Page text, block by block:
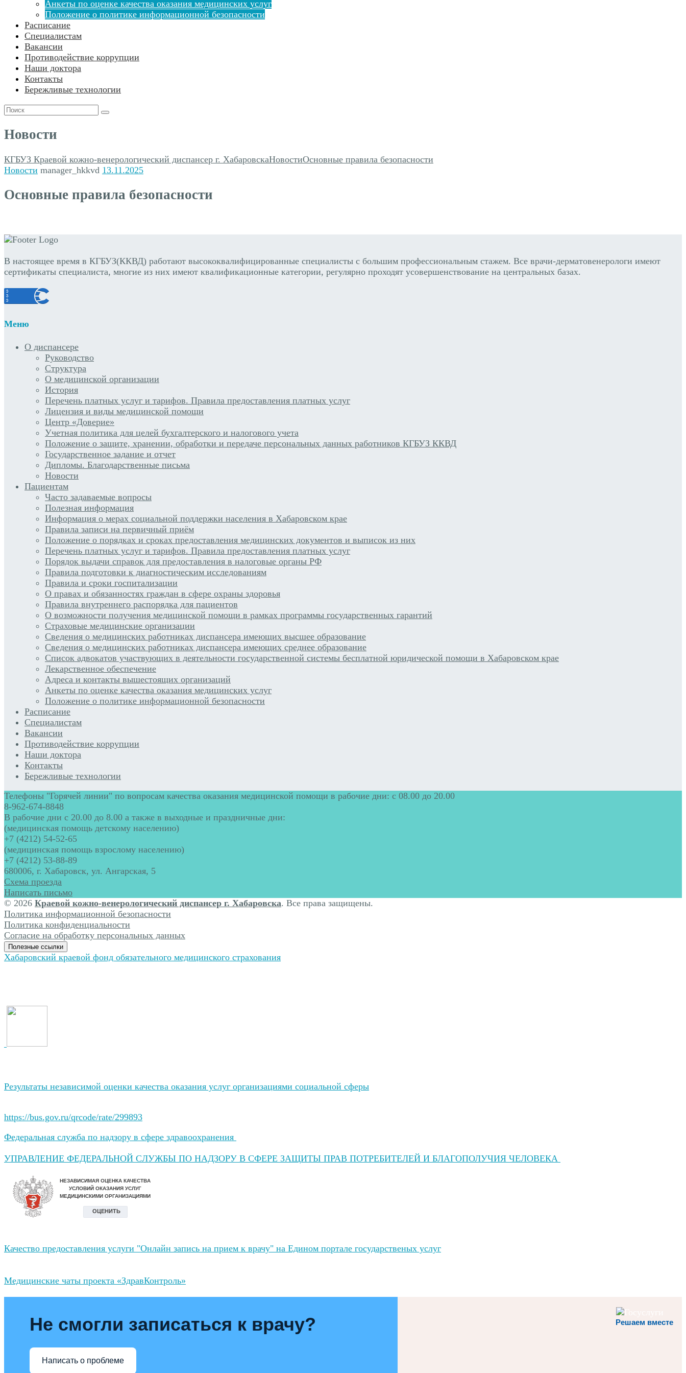
Анкеты по оценке качества оказания медицинских услуг
Положение о политике информационной безопасности
Расписание
Специалистам
Вакансии
Противодействие коррупции
Наши доктора
Контакты
Бережливые технологии
Поиск
Новости
КГБУЗ Краевой кожно-венерологический диспансер г. ХабаровскаНовостиОсновные правила безопасности
Новости manager_hkkvd 13.11.2025
Основные правила безопасности
В настоящее время в КГБУЗ(ККВД) работают высококвалифицированные специалисты с большим профессиональным стажем. Все врачи-дерматовенерологи имеют
сертификаты специалиста, многие из них имеют квалификационные категории, регулярно проходят усовершенствование на центральных базах.
Меню
О диспансере
Руководство
Структура
О медицинской организации
История
Перечень платных услуг и тарифов. Правила предоставления платных услуг
Лицензия и виды медицинской помощи
Центр «Доверие»
Учетная политика для целей бухгалтерского и налогового учета
Положение о защите, хранении, обработки и передаче персональных данных работников КГБУЗ ККВД
Государственное задание и отчет
Дипломы. Благодарственные письма
Новости
Пациентам
Часто задаваемые вопросы
Полезная информация
Информация о мерах социальной поддержки населения в Хабаровском крае
Правила записи на первичный приём
Положение о порядках и сроках предоставления медицинских документов и выписок из них
Перечень платных услуг и тарифов. Правила предоставления платных услуг
Порядок выдачи справок для предоставления в налоговые органы РФ
Правила подготовки к диагностическим исследованиям
Правила и сроки госпитализации
О правах и обязанностях граждан в сфере охраны здоровья
Правила внутреннего распорядка для пациентов
О возможности получения медицинской помощи в рамках программы государственных гарантий
Страховые медицинские организации
Сведения о медицинских работниках диспансера имеющих высшее образование
Сведения о медицинских работниках диспансера имеющих среднее образование
Список адвокатов участвующих в деятельности государственной системы бесплатной юридической помощи в Хабаровском крае
Лекарственное обеспечение
Адреса и контакты вышестоящих организаций
Анкеты по оценке качества оказания медицинских услуг
Положение о политике информационной безопасности
Расписание
Специалистам
Вакансии
Противодействие коррупции
Наши доктора
Контакты
Бережливые технологии
Телефоны "Горячей линии" по вопросам качества оказания медицинской помощи в рабочие дни: с 08.00 до 20.00
8-962-674-8848
В рабочие дни с 20.00 до 8.00 а также в выходные и праздничные дни:
(медицинская помощь детскому населению)
+7 (4212) 54-52-65
(медицинская помощь взрослому населению)
+7 (4212) 53-88-89
680006, г. Хабаровск, ул. Ангарская, 5
Схема проезда
Написать письмо
© 2026 Краевой кожно-венерологический диспансер г. Хабаровска. Все права защищены.
Политика информационной безопасности
Политика конфиденциальности
Согласие на обработку персональных данных
Полезные ссылки
Хабаровский краевой фонд обязательного медицинского страхования
Результаты независимой оценки качества оказания услуг организациями социальной сферы
https://bus.gov.ru/qrcode/rate/299893
Федеральная служба по надзору в сфере здравоохранения
УПРАВЛЕНИЕ ФЕДЕРАЛЬНОЙ СЛУЖБЫ ПО НАДЗОРУ В СФЕРЕ ЗАЩИТЫ ПРАВ ПОТРЕБИТЕЛЕЙ И БЛАГОПОЛУЧИЯ ЧЕЛОВЕКА
Качество предоставления услуги "Онлайн запись на прием к врачу" на Едином портале государственых услуг
Медицинские чаты проекта «ЗдравКонтроль»
Решаем вместе
Не смогли записаться к врачу?
Написать о проблеме